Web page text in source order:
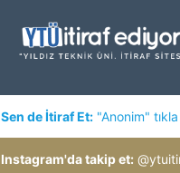
Sen de İtiraf Et: "Anonim"
Instagram'da takip et: